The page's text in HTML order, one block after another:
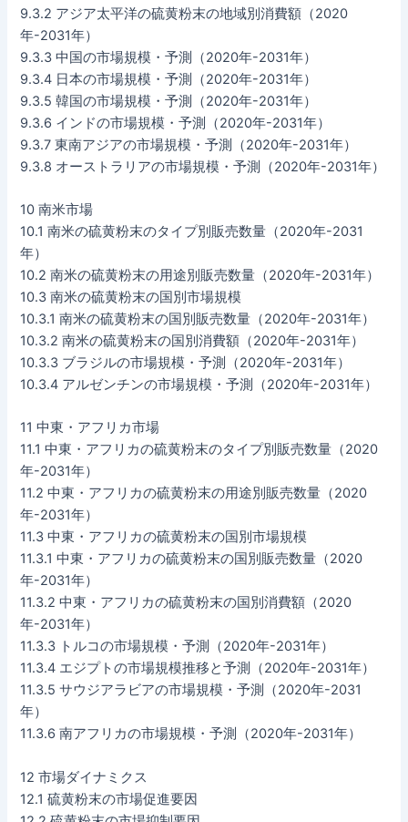
9.3.2 アジア太平洋の硫黄粉末の地域別消費額（2020
年-2031年）
9.3.3 中国の市場規模・予測（2020年-2031年）
9.3.4 日本の市場規模・予測（2020年-2031年）
9.3.5 韓国の市場規模・予測（2020年-2031年）
9.3.6 インドの市場規模・予測（2020年-2031年）
9.3.7 東南アジアの市場規模・予測（2020年-2031年）
9.3.8 オーストラリアの市場規模・予測（2020年-2031年）
10 南米市場
10.1 南米の硫黄粉末のタイプ別販売数量（2020年-2031
年）
10.2 南米の硫黄粉末の用途別販売数量（2020年-2031年）
10.3 南米の硫黄粉末の国別市場規模
10.3.1 南米の硫黄粉末の国別販売数量（2020年-2031年）
10.3.2 南米の硫黄粉末の国別消費額（2020年-2031年）
10.3.3 ブラジルの市場規模・予測（2020年-2031年）
10.3.4 アルゼンチンの市場規模・予測（2020年-2031年）
11 中東・アフリカ市場
11.1 中東・アフリカの硫黄粉末のタイプ別販売数量（2020
年-2031年）
11.2 中東・アフリカの硫黄粉末の用途別販売数量（2020
年-2031年）
11.3 中東・アフリカの硫黄粉末の国別市場規模
11.3.1 中東・アフリカの硫黄粉末の国別販売数量（2020
年-2031年）
11.3.2 中東・アフリカの硫黄粉末の国別消費額（2020
年-2031年）
11.3.3 トルコの市場規模・予測（2020年-2031年）
11.3.4 エジプトの市場規模推移と予測（2020年-2031年）
11.3.5 サウジアラビアの市場規模・予測（2020年-2031
年）
11.3.6 南アフリカの市場規模・予測（2020年-2031年）
12 市場ダイナミクス
12.1 硫黄粉末の市場促進要因